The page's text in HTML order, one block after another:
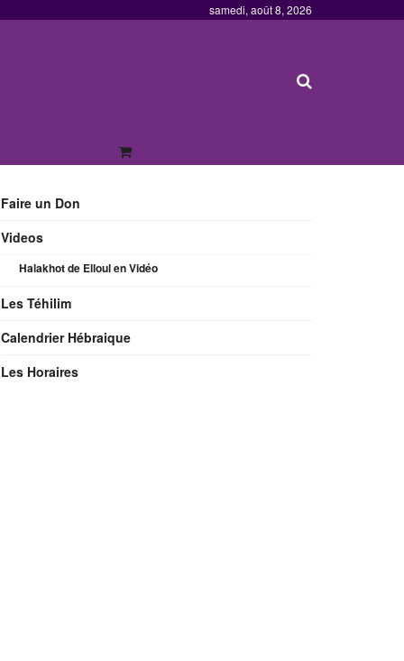
samedi, août 8, 2026
Faire un Don
Videos
Halakhot de Elloul en Vidéo
Les Téhilim
Calendrier Hébraique
Les Horaires